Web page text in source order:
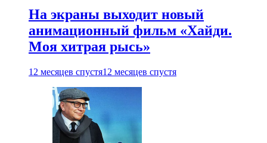
На экраны выходит новый
анимационный фильм «Хайди.
Моя хитрая рысь»
12 месяцев спустя12 месяцев спустя